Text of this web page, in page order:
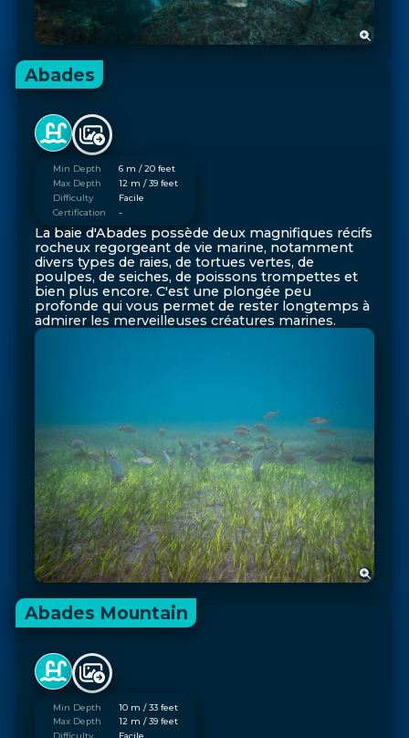
Abades
Min Depth
6 m / 20 feet
Max Depth
12 m / 39 feet
Difficulty
Facile
Certification
-
La baie d'Abades possède deux magnifiques récifs
rocheux regorgeant de vie marine, notamment
divers types de raies, de tortues vertes, de
poulpes, de seiches, de poissons trompettes et
bien plus encore. C'est une plongée peu
profonde qui vous permet de rester longtemps à
admirer les merveilleuses créatures marines.
Abades Mountain
Min Depth
10 m / 33 feet
Max Depth
12 m / 39 feet
Difficulty
Facile